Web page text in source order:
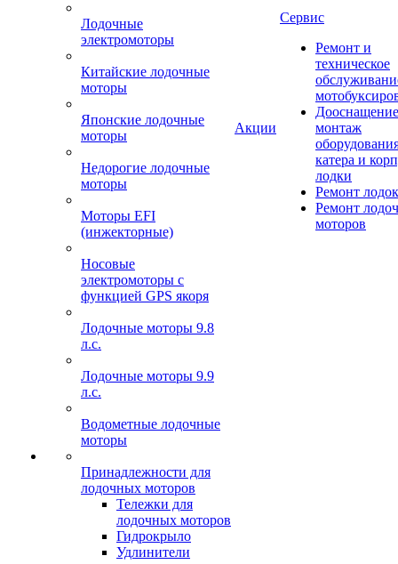
Лодочные
электромоторы
Китайские лодочные
моторы
Японские лодочные
моторы
Недорогие лодочные
моторы
Моторы EFI
(инжекторные)
Носовые
электромоторы с
функцией GPS якоря
Лодочные моторы 9.8
л.с.
Лодочные моторы 9.9
л.с.
Водометные лодочные
моторы
Принадлежности для
лодочных моторов
Тележки для
лодочных моторов
Гидрокрыло
Удлинители
Акции
Сервис
Ремонт и
техническое
монтаж
катера и
лодки
Ремонт
Ремонт
моторов